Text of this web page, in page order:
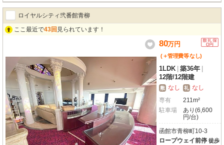
ロイヤルシティ弐番館青柳
ここ最近で43回 見られています！
80万円
(＋管理費等なし)
1LDK 築36年
12階/12階建
敷 なし 礼 なし
専有
211m²
駐車場
あり(6,600
円/台)
函館市青柳町10-3
ロープウェイ前停 徒歩